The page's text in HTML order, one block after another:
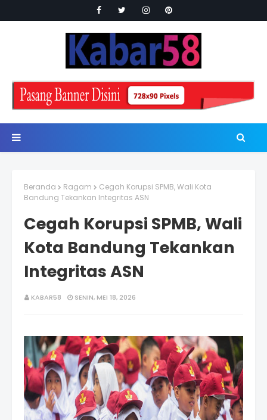
Beranda Ragam
Cegah Korupsi SPMB, Wali Kota
Bandung Tekankan Integritas ASN
Cegah Korupsi SPMB, Wali
Kota Bandung Tekankan
Integritas ASN
KABAR58 SENIN, MEI 18, 2026